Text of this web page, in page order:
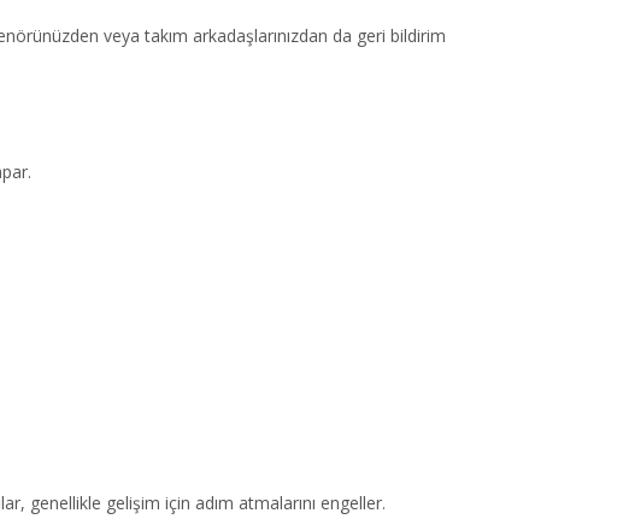
veya takım arkadaşlarınızdan da geri bildirim
genellikle gelişim için adım atmalarını engeller.